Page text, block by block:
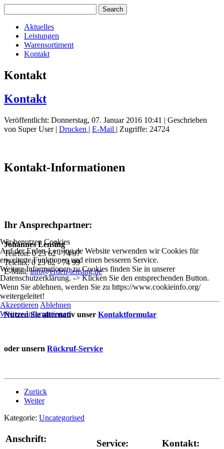
Aktuelles
Leistungen
Warensortiment
Kontakt
Kontakt
Kontakt
Veröffentlicht: Donnerstag, 07. Januar 2016 10:41 | Geschrieben
von Super User| Drucken | E-Mail | Zugriffe: 24724
Kontakt-Informationen
Ihr Ansprechpartner:
Johannes Lensing
Telefon: 0 23 62 - 74 97
Telefax: 0 23 62 - 74 99
E-Mail:info@erden-lensing.de
Nutzen Sie alternativ unser Kontaktformular
oder unsern Rückruf-Service
Zurück
Weiter
Kategorie: Uncategorised
Anschrift: Service: Kontakt:
Wir benutzen Cookies
Auf der Erden-Lensing.de Website verwenden wir Cookies für
erweiterte Funktionen und einen besseren Service.
Weitere Informationen zu Cookies finden Sie in unserer
Datenschutzerklärung. -> Klicken Sie den entsprechenden Button.
Wenn Sie ablehnen, werden Sie zu https://www.cookieinfo.org/
weitergeleitet!
Akzeptieren Ablehnen
Weitere Informationen